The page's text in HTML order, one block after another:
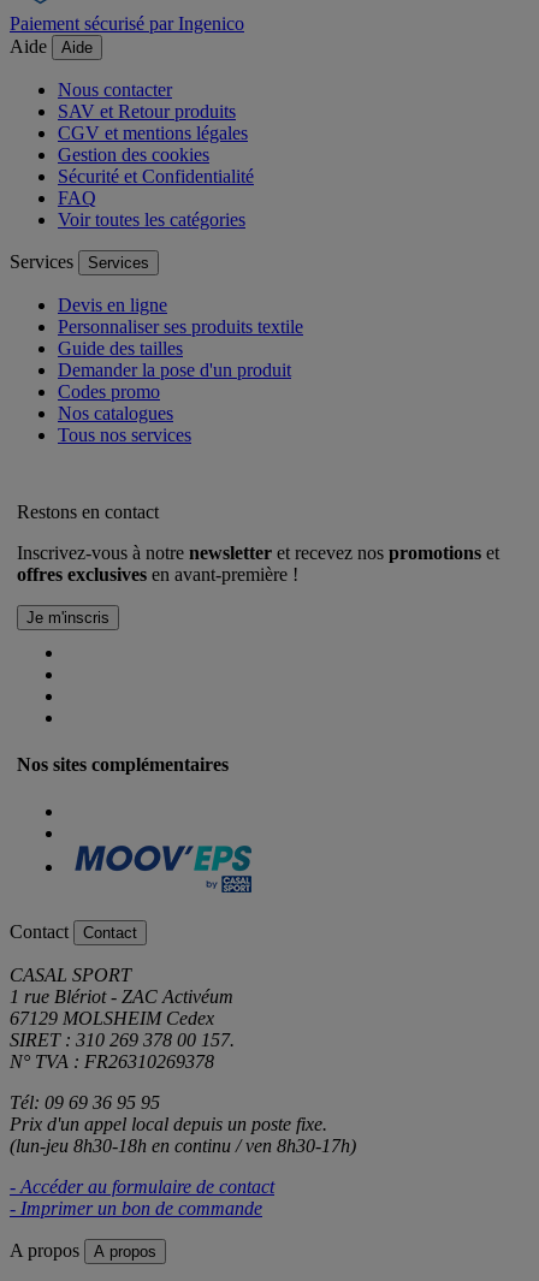
Paiement sécurisé par Ingenico
Aide
Aide
Nous contacter
SAV et Retour produits
CGV et mentions légales
Gestion des cookies
Sécurité et Confidentialité
FAQ
Voir toutes les catégories
Services Services
Devis en ligne
Personnaliser ses produits textile
Guide des tailles
Demander la pose d'un produit
Codes promo
Nos catalogues
Tous nos services
Restons en contact
Inscrivez-vous à notre newsletter et recevez nos promotions et
offres exclusives en avant-première !
Nos sites complémentaires
Contact Contact
CASAL SPORT
1 rue Blériot - ZAC Activéum
67129 MOLSHEIM Cedex
SIRET : 310 269 378 00 157.
N° TVA : FR26310269378
Tél: 09 69 36 95 95
Prix d'un appel local depuis un poste fixe.
(lun-jeu 8h30-18h en continu / ven 8h30-17h)
- Accéder au formulaire de contact
- Imprimer un bon de commande
A propos A propos